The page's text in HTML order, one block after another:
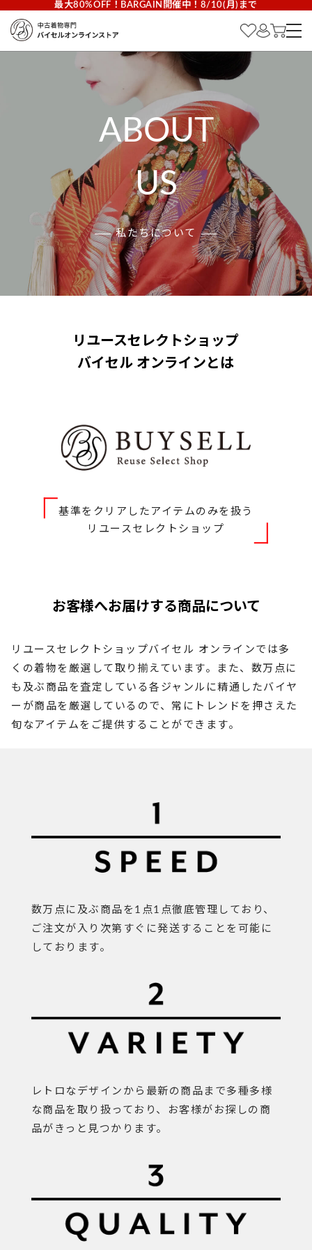
最大80%OFF！BARGAIN開催中！8/10(月)まで
ABOUT
US
私たちについて
リユースセレクトショップ
バイセル オンラインとは
基準をクリアしたアイテムのみを扱う
リユースセレクトショップ
お客様へお届けする商品について
リユースセレクトショップバイセル オンラインでは多
くの着物を厳選して取り揃えています。また、数万点に
も及ぶ商品を査定している各ジャンルに精通したバイヤ
ーが商品を厳選しているので、常にトレンドを押さえた
旬なアイテムをご提供することができます。
数万点に及ぶ商品を1点1点徹底管理しており、
ご注文が入り次第すぐに発送することを可能に
しております。
レトロなデザインから最新の商品まで多種多様
な商品を取り扱っており、お客様がお探しの商
品がきっと見つかります。